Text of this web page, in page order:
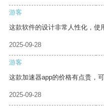
游客
这款软件的设计非常人性化，使
2025-09-28
游客
这款加速器app的价格有点贵，
2025-09-28